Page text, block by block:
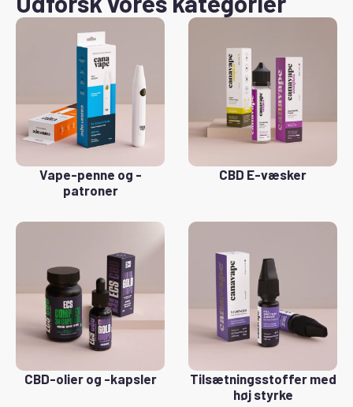
Vape-penne og -
patroner
CBD E-væsker
CBD-olier og -kapsler
Tilsætningsstoffer med
høj styrke